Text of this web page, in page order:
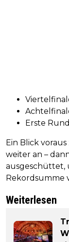
Erste
Ein Blick
weiter an –
ausgeschüttet,
Rekordsumme
Weiterlesen